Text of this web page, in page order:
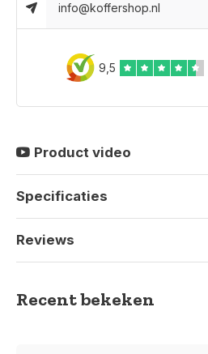
info@koffershop.nl
9,5
Product video
Specificaties
Reviews
Recent bekeken